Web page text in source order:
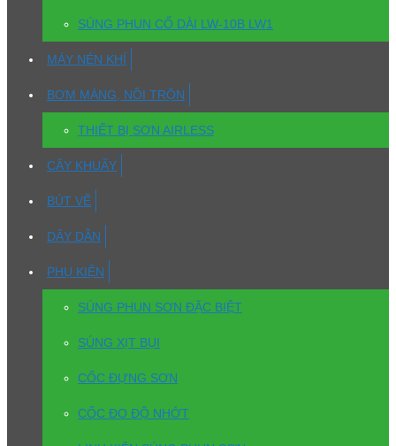
SÚNG PHUN CỔ DÀI LW-10B LW1
MÁY NÉN KHÍ
BƠM MÀNG, NỒI TRỘN
THIẾT BỊ SƠN AIRLESS
CÂY KHUẤY
BÚT VẼ
DÂY DẪN
PHỤ KIỆN
SÚNG PHUN SƠN ĐẶC BIỆT
SÚNG XỊT BỤI
CỐC ĐỰNG SƠN
CỐC ĐO ĐỘ NHỚT